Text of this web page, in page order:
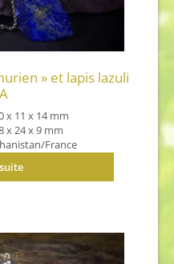
» et lapis lazuli
x 11 x 14 mm
x 24 x 9 mm
France